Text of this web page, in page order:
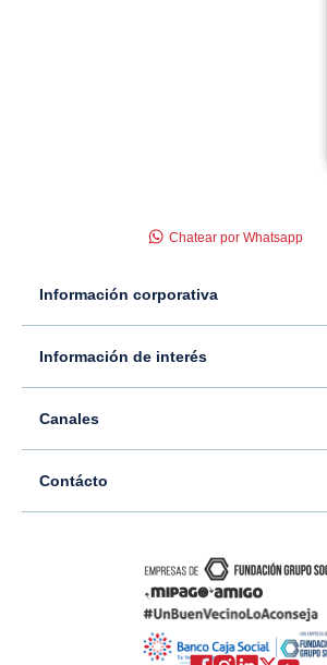
Información corporativa
Información para inversionistas
Sala de prensa
Información adicional
Trabaje con nosotros
Transparencia y acceso a la información pública
Información de interés
Servicio - Atención al Consumidor financiero
Tutoriales canales digitales
Términos y condiciones de uso de internet
Canales
Ubíquenos
Directorios alternos
Contácto
Chatear por Whatsapp
Bogotá - Colombia
Resto del país: 01-8000-910038